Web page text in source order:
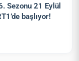
Sezonu 21 Eylül
başlıyor!